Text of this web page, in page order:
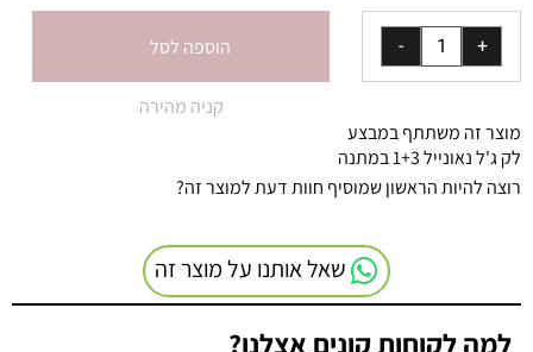
הוספה לסל
קניה מהירה
מוצר זה משתתף במבצע
לק ג'ל נאונייל 1+3 במתנה
רוצה להיות הראשון שמוסיף חוות דעת למוצר זה?
שאל אותנו על מוצר זה
למה לקוחות קונים אצלנו?